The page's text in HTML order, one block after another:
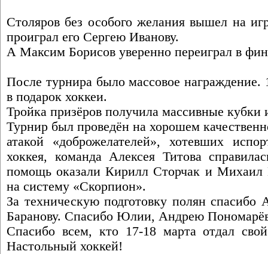
Столяров без особого желания вышел на
проиграл его Сергею Иванову.
А Максим Борисов уверенно переиграл в
После турнира было массовое награждение.
в подарок хоккеи.
Тройка призёров получила массивные
Турнир был проведён на хорошем
атакой «доброжелателей», хотевших
хоккея, команда Алексея Титова
помощь оказали Кирилл Сторчак и
на систему «Скорпион».
За техническую подготовку полян
Баранову. Спасибо Юлии, Андрею
Спасибо всем, кто 17-18 марта отдал
Настольный хоккей!